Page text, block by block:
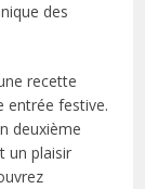
des
recette
entrée festive.
deuxième
un plaisir